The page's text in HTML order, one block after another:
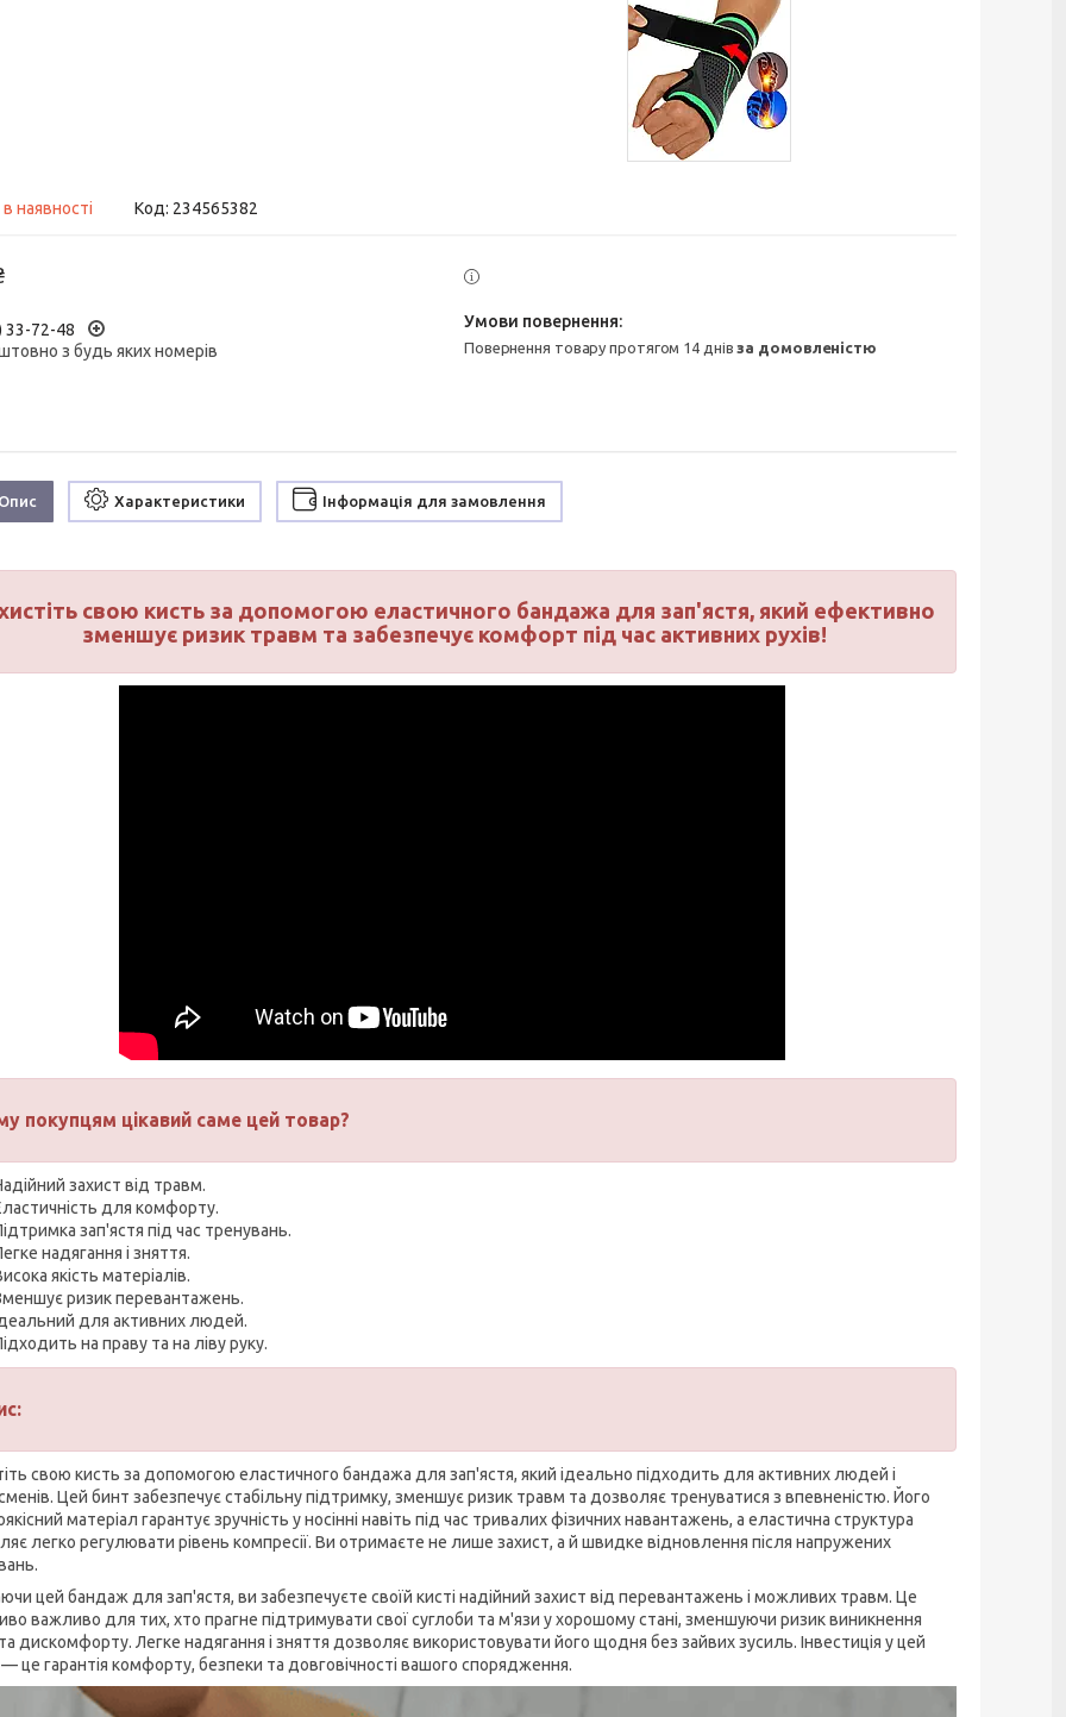
наявності Код: 234565382
33-72-48
з будь яких номерів
повернення товару протягом 14 днівза домовленістю
Характеристики Інформація для замовлення
свою кисть за допомогою еластичного бандажа для зап'ястя, який ефективно
зменшує ризик травм та забезпечує комфорт під час активних рухів!
покупцям цікавий саме цей товар?
захист від травм.
для комфорту.
зап'ястя під час тренувань.
надягання і зняття.
якість матеріалів.
ризик перевантажень.
для активних людей.
на праву та на ліву руку.
свою кисть за допомогою еластичного бандажа для зап'ястя, який ідеально підходить для активних людей і
Цей бинт забезпечує стабільну підтримку, зменшує ризик травм та дозволяє тренуватися з впевненістю. Його
матеріал гарантує зручність у носінні навіть під час тривалих фізичних навантажень, а еластична структура
легко регулювати рівень компресії. Ви отримаєте не лише захист, а й швидке відновлення після напружених
цей бандаж для зап'ястя, ви забезпечуєте своїй кисті надійний захист від перевантажень і можливих травм. Це
важливо для тих, хто прагне підтримувати свої суглоби та м'язи у хорошому стані, зменшуючи ризик виникнення
дискомфорту. Легке надягання і зняття дозволяє використовувати його щодня без зайвих зусиль. Інвестиція у цей
це гарантія комфорту, безпеки та довговічності вашого спорядження.